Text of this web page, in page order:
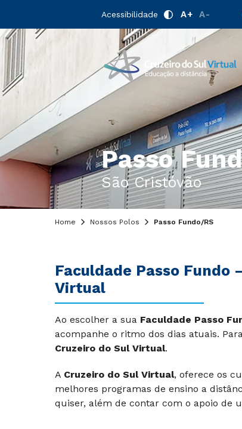
Acessibilidade A+ A-
Passo
São Cristóvão
Home Nossos Polos Passo Fundo/RS
Faculdade Passo Fundo
Virtual
Ao escolher a sua Faculdade Passo
acompanhe o ritmo dos dias atuais.
Cruzeiro do Sul Virtual.
A Cruzeiro do Sul Virtual, oferece os
melhores programas de ensino a
quiser, além de contar com o apoio de